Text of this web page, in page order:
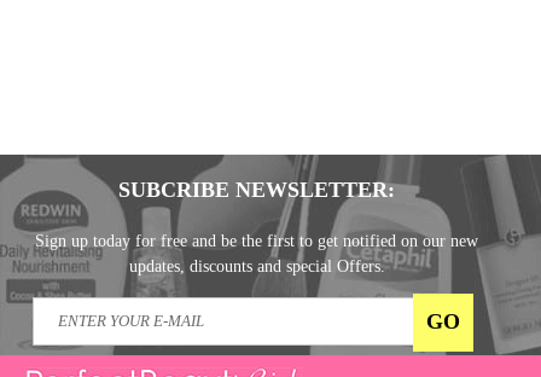
SUBCRIBE NEWSLETTER:
Sign up today for free and be the first to get notified on our new
updates, discounts and special Offers.